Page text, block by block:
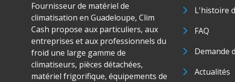
Fournisseur de matériel de
climatisation en Guadeloupe, Clim
Cash propose aux particuliers, aux
entreprises et aux professionnels du
froid une large gamme de
climatiseurs, pièces détachées,
matériel frigorifique, équipements de
L'histoire
FAQ
Demande
Actualités